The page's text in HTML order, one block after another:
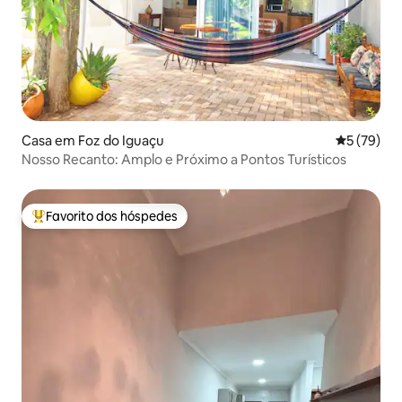
Casa em Foz do Iguaçu
5 (79)
Nosso Recanto: Amplo e Próximo a Pontos Turísticos
Favoritos dos hóspedes mais apreciados
Favorito dos hóspedes